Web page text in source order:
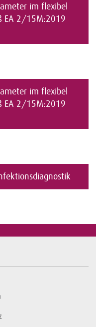
im flexibel
EA 2/15M:2019
im flexibel
EA 2/15M:2019